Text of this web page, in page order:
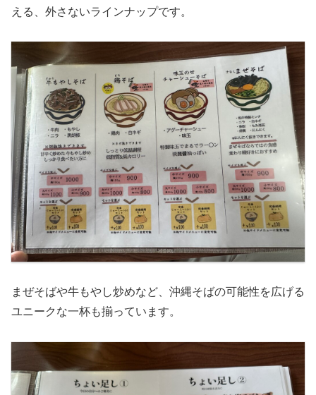
える、外さないラインナップです。
まぜそばや牛もやし炒めなど、沖縄そばの可能性を広げる
ユニークな一杯も揃っています。